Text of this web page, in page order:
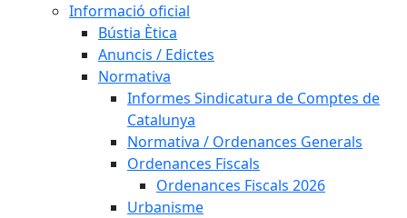
Informació oficial
Bústia Ètica
Anuncis / Edictes
Normativa
Informes Sindicatura de Comptes de
Catalunya
Normativa / Ordenances Generals
Ordenances Fiscals
Ordenances Fiscals 2026
Urbanisme